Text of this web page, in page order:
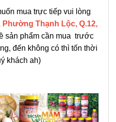
mua trực tiếp vui lòng
Thạnh Lộc, Q.12,
sản phẩm cần mua trước
đến không có thì tốn thời
khách ah)